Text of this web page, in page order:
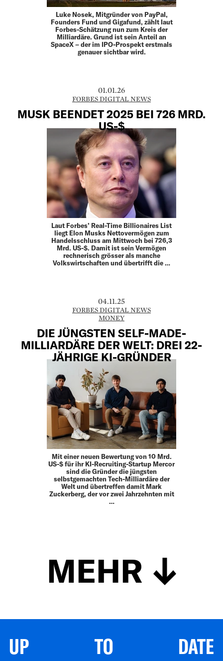
Luke Nosek, Mitgründer von PayPal,
Founders Fund und Gigafund, zählt laut
Forbes-Schätzung nun zum Kreis der
Milliardäre. Grund ist sein Anteil an
SpaceX – der im IPO-Prospekt erstmals
genauer sichtbar wird.
01.01.26
FORBES DIGITAL NEWS
MUSK BEENDET 2025 BEI 726 MRD.
US-$
Laut Forbes’ Real-Time Billionaires List
liegt Elon Musks Nettovermögen zum
Handelsschluss am Mittwoch bei 726,3
Mrd. US-$. Damit ist sein Vermögen
rechnerisch grösser als manche
Volkswirtschaften und übertrifft die …
04.11.25
FORBES DIGITAL NEWS
MONEY
DIE JÜNGSTEN SELF-MADE-
MILLIARDÄRE DER WELT: DREI 22-
JÄHRIGE KI-GRÜNDER
Mit einer neuen Bewertung von 10 Mrd.
US-$ für ihr KI-Recruiting-Startup Mercor
sind die Gründer die jüngsten
selbstgemachten Tech-Milliardäre der
Welt und übertreffen damit Mark
Zuckerberg, der vor zwei Jahrzehnten mit
…
MEHR
UP TO DATE